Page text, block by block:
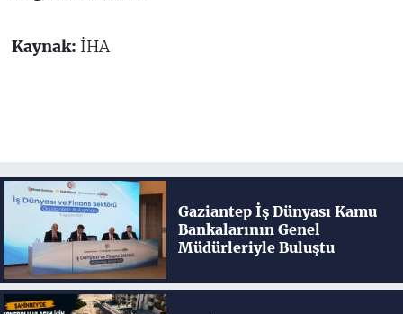
Kaynak: İHA
Gaziantep İş Dünyası Kamu
Bankalarının Genel
Müdürleriyle Buluştu